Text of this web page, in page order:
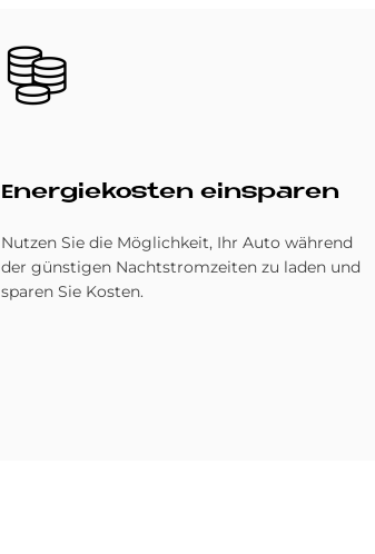
Bild
En­er­gie­ko­sten ein­spa­ren
Nutzen Sie die Möglichkeit, Ihr Auto während
der günstigen Nachtstromzeiten zu laden und
sparen Sie Kosten.